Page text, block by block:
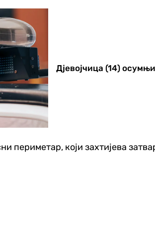
Дјевојчица (14)
периметар, који захтијева